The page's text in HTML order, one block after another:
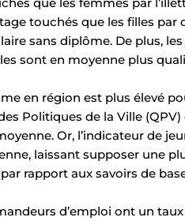
touchés que les filles par
sans diplôme. De plus,
sont en moyenne plus
en région est plus élevé
Politiques de la Ville (QPV)
Or, l’indicateur de
laissant supposer une
rapport aux savoirs de
d’emploi ont un